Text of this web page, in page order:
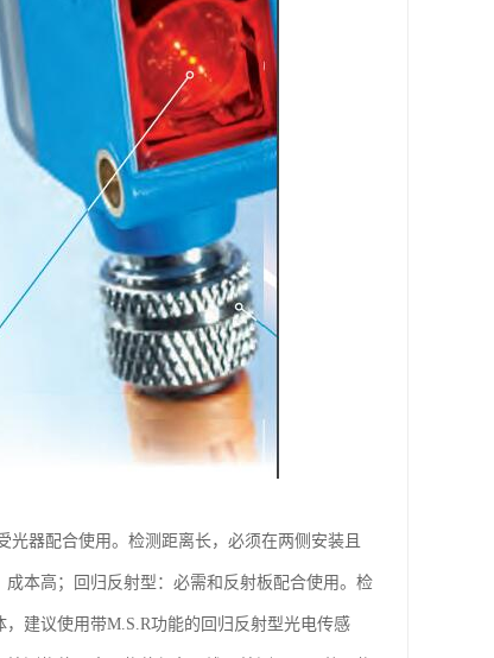
器配合使用。检测距离长，必须在两侧安装且
本高；回归反射型：必需和反射板配合使用。检
建议使用带M.S.R功能的回归反射型光电传感